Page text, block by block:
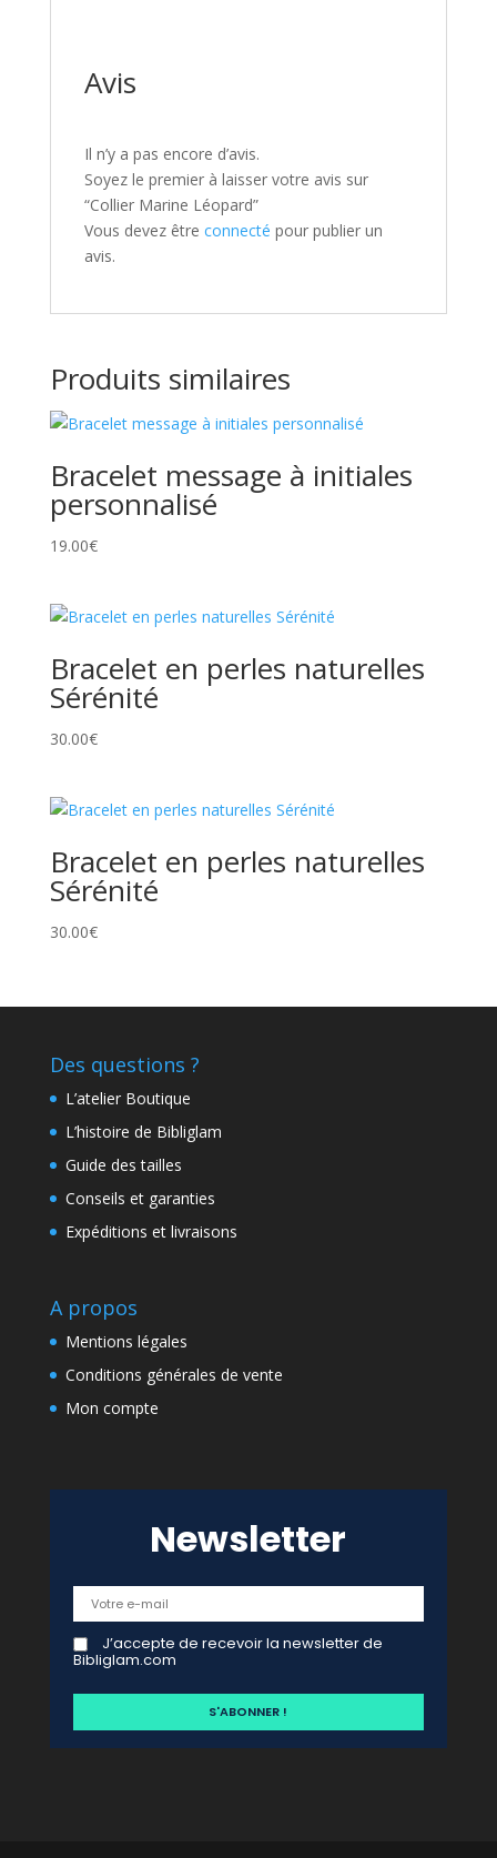
Avis
Il n’y a pas encore d’avis.
Soyez le premier à laisser votre avis sur
“Collier Marine Léopard”
Vous devez être connecté pour publier un
avis.
Produits similaires
Bracelet message à initiales
personnalisé
19.00€
Bracelet en perles naturelles
Sérénité
30.00€
Bracelet en perles naturelles
Sérénité
30.00€
Des questions ?
L’atelier Boutique
L’histoire de Bibliglam
Guide des tailles
Conseils et garanties
Expéditions et livraisons
A propos
Mentions légales
Conditions générales de vente
Mon compte
Newsletter
J’accepte de recevoir la newsletter de
Bibliglam.com